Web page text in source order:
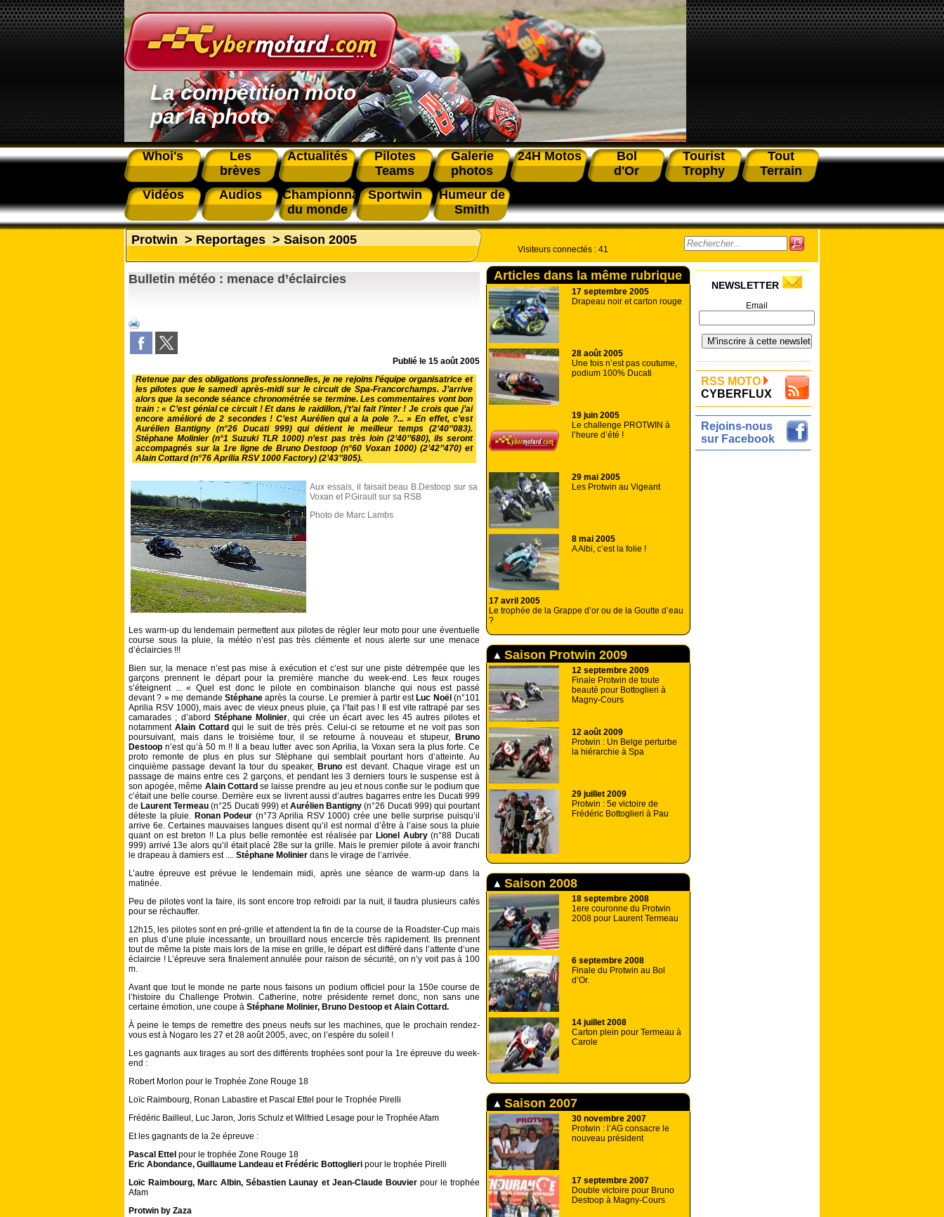
La compétition moto
par la photo
Whoi's
Les
brèves
Actualités
Pilotes
Teams
Galerie
photos
24H Motos
Bol
d'Or
Tourist
Trophy
Tout
Terrain
Vidéos
Audios
Championnat
du monde
Sportwin
Humeur de
Smith
Protwin > Reportages > Saison 2005
Bulletin météo : menace d’éclaircies
Publié le 15 août 2005
Retenue par des obligations professionnelles, je ne rejoins l’équipe organisatrice et
les pilotes que le samedi après-midi sur le circuit de Spa-Francorchamps. J’arrive
alors que la seconde séance chronométrée se termine. Les commentaires vont bon
train : « C’est génial ce circuit ! Et dans le raidillon, j’t’ai fait l’inter ! Je crois que j’ai
encore amélioré de 2 secondes ! C’est Aurélien qui a la pole ?... » En effet, c’est
Aurélien Bantigny (n°26 Ducati 999) qui détient le meilleur temps (2’40’’083).
Stéphane Molinier (n°1 Suzuki TLR 1000) n’est pas très loin (2’40’’680), ils seront
accompagnés sur la 1re ligne de Bruno Destoop (n°60 Voxan 1000) (2’42’’470) et
Alain Cottard (n°76 Aprilia RSV 1000 Factory) (2’43’’805).
Aux essais, il faisait beau B.Destoop sur sa
Voxan et P.Girault sur sa RSB
Photo de Marc Lambs
Les warm-up du lendemain permettent aux pilotes de régler leur moto pour une éventuelle
course sous la pluie, la météo n’est pas très clémente et nous alerte sur une menace
d’éclaircies !!!
Bien sur, la menace n’est pas mise à exécution et c’est sur une piste détrempée que les
garçons prennent le départ pour la première manche du week-end. Les feux rouges
s’éteignent ... « Quel est donc le pilote en combinaison blanche qui nous est passé
devant ? » me demande Stéphaneaprès la course. Le premier à partir est Luc Noël (n°101
Aprilia RSV 1000), mais avec de vieux pneus pluie, ça l’fait pas ! Il est vite rattrapé par ses
camarades ; d’abord Stéphane Molinier, qui crée un écart avec les 45 autres pilotes et
notamment Alain Cottard qui le suit de très près. Celui-ci se retourne et ne voit pas son
poursuivant, mais dans le troisième tour, il se retourne à nouveau et stupeur,
Bruno
Destoop n’est qu’à 50 m !! Il a beau lutter avec son Aprilia, la Voxan sera la plus forte. Ce
proto remonte de plus en plus sur Stéphane qui semblait pourtant hors d’atteinte. Au
cinquième passage devant la tour du speaker, Bruno est devant. Chaque virage est un
passage de mains entre ces 2 garçons, et pendant les 3 derniers tours le suspense est à
son apogée, même Alain Cottard se laisse prendre au jeu et nous confie sur le podium que
c’était une belle course. Derrière eux se livrent aussi d’autres bagarres entre les Ducati 999
de Laurent Termeau (n°25 Ducati 999) etAurélien Bantigny (n°26 Ducati 999) qui pourtant
déteste la pluie. Ronan Podeur (n°73 Aprilia RSV 1000) crée une belle surprise puisqu’il
arrive 6e. Certaines mauvaises langues disent qu’il est normal d’être à l’aise sous la pluie
quant on est breton !! La plus belle remontée est réalisée par Lionel Aubry(n°88 Ducati
999) arrivé 13e alors qu’il était placé 28e sur la grille. Mais le premier pilote à avoir franchi
le drapeau à damiers est .... Stéphane Molinier dans le virage de l’arrivée.
L’autre épreuve est prévue le lendemain midi, après une séance de warm-up dans la
matinée.
Peu de pilotes vont la faire, ils sont encore trop refroidi par la nuit, il faudra plusieurs cafés
pour se réchauffer.
12h15, les pilotes sont en pré-grille et attendent la fin de la course de la Roadster-Cup mais
en plus d’une pluie incessante, un brouillard nous encercle très rapidement. Ils prennent
tout de même la piste mais lors de la mise en grille, le départ est différé dans l’attente d’une
éclaircie ! L’épreuve sera finalement annulée pour raison de sécurité, on n’y voit pas à 100
m.
Avant que tout le monde ne parte nous faisons un podium officiel pour la 150e course de
l’histoire du Challenge Protwin. Catherine, notre présidente remet donc, non sans une
certaine émotion, une coupe à Stéphane Molinier, Bruno Destoop et Alain Cottard.
À peine le temps de remettre des pneus neufs sur les machines, que le prochain rendez-
vous est à Nogaro les 27 et 28 août 2005, avec, on l’espère du soleil !
Les gagnants aux tirages au sort des différents trophées sont pour la 1re épreuve du week-
end :
Robert Morlon pour le Trophée Zone Rouge 18
Loïc Raimbourg, Ronan Labastire et Pascal Ettel pour le Trophée Pirelli
Frédéric Bailleul, Luc Jaron, Joris Schulz et Wilfried Lesage pour le Trophée Afam
Et les gagnants de la 2e épreuve :
Pascal Ettel pour le trophée Zone Rouge 18
Eric Abondance, Guillaume Landeau et Frédéric Bottoglieri pour le trophée Pirelli
Loïc Raimbourg, Marc Albin, Sébastien Launay et Jean-Claude Bouvierpour le trophée
Afam
Protwin by Zaza
Visiteurs connectés : 41
Articles dans la même rubrique
17 septembre 2005
Drapeau noir et carton rouge
28 août 2005
Une fois n’est pas coutume,
podium 100% Ducati
19 juin 2005
Le challenge PROTWIN à
l’heure d’été !
29 mai 2005
Les Protwin au Vigeant
8 mai 2005
A Albi, c’est la folie !
17 avril 2005
Le trophée de la Grappe d’or ou de la Goutte d’eau
?
Saison Protwin 2009
12 septembre 2009
Finale Protwin de toute
beauté pour Bottoglieri à
Magny-Cours
12 août 2009
Protwin : Un Belge perturbe
la hiérarchie à Spa
29 juillet 2009
Protwin : 5e victoire de
Frédéric Bottoglieri à Pau
Saison 2008
18 septembre 2008
1ere couronne du Protwin
2008 pour Laurent Termeau
6 septembre 2008
Finale du Protwin au Bol
d’Or.
14 juillet 2008
Carton plein pour Termeau à
Carole
Saison 2007
30 novembre 2007
Protwin : l’AG consacre le
nouveau président
17 septembre 2007
Double victoire pour Bruno
Destoop à Magny-Cours
NEWSLETTER
Email
RSS MOTO
CYBERFLUX
Rejoins-nous
sur Facebook